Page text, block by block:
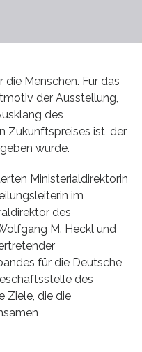
die Menschen. Für das
der Ausstellung,
des
Zukunftspreises ist, der
wurde.
Ministerialdirektorin
im
des
M. Heckl und
für die Deutsche
des
Ziele, die die